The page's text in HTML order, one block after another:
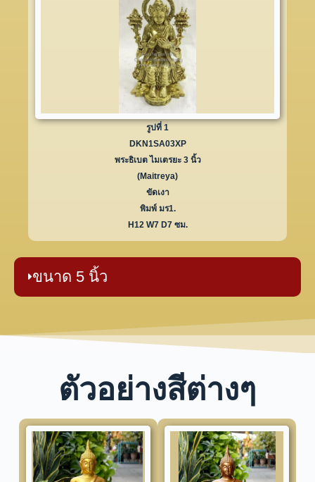
รูปที่ 1
DKN1SA03XP
พระธิเบต ไมเตรยะ 3 นิ้ว
(Maitreya)
ขัดเงา
พิมพ์ มร1.
H12 W7 D7 ซม.
ขนาด 5 นิ้ว
ตัวอย่างสีต่างๆ